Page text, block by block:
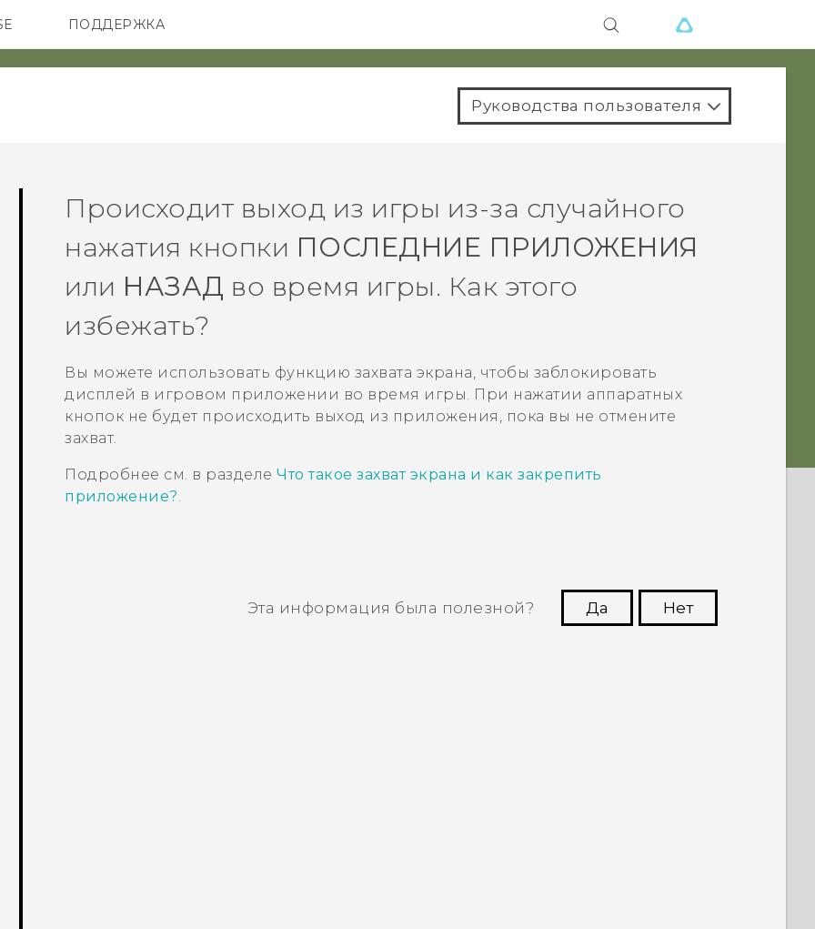
АКСЕССУАРЫ
ПОДДЕРЖКА
Руководства пользователя
Происходит выход из игры из-за случайного
нажатия кнопки ПОСЛЕДНИЕ ПРИЛОЖЕНИЯ
или НАЗАД во время игры. Как этого
избежать?
Вы можете использовать функцию захвата экрана, чтобы заблокировать
дисплей в игровом приложении во время игры. При нажатии аппаратных
кнопок не будет происходить выход из приложения, пока вы не отмените
захват.
Подробнее см. в разделеЧто такое захват экрана и как закрепить
приложение?.
Эта информация была полезной? Да
Нет